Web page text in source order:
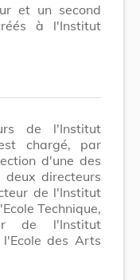
et un second
à l'Institut
de l'Institut
chargé, par
d'une des
directeurs
de l'Institut
Technique,
de l'Institut
l'Ecole des Arts